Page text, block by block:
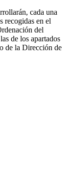
cada una
recogidas en el
del
de los apartados
de la Dirección de